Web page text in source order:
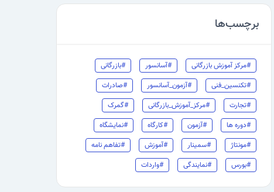
برچسب‌ها
#مرکز آموزش بازرگانی #آسانسور
#بازرگانی
#تکنسین_فنی
#آزمون_آسانسور
#صادرات
#تجارت
#مرکز_آموزش_بازرگانی
#گمرک
#دوره ها
#آزمون #کارگاه
#نمایشگاه
#مونتاژ
#سمینار #آموزش
#تفاهم نامه
#بورس
#نمایندگی #واردات